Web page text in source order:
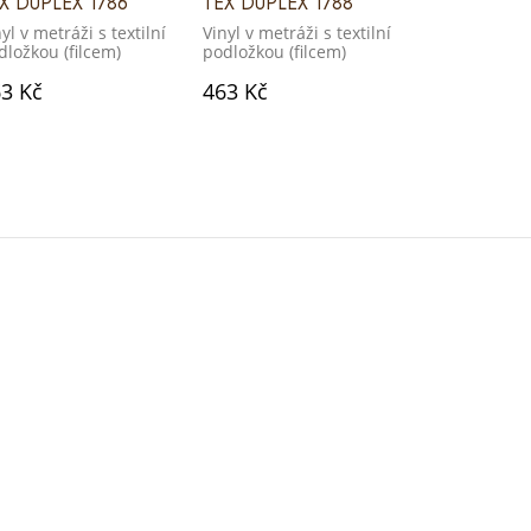
v metráži s textilní
(filcem)
Kč
Vinyl v metráži s textilní
podložkou (filcem)
463 Kč